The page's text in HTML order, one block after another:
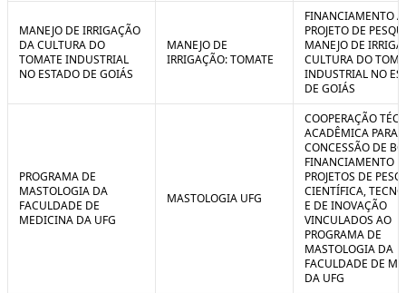
MANEJO DE IRRIGAÇÃO
DA CULTURA DO
TOMATE INDUSTRIAL
NO ESTADO DE GOIÁS
MANEJO DE
IRRIGAÇÃO: TOMATE
FINANCIAMENTO
PROJETO DE
MANEJO DE
CULTURA DO
INDUSTRIAL NO
DE GOIÁS
PROGRAMA DE
MASTOLOGIA DA
FACULDADE DE
MEDICINA DA UFG
MASTOLOGIA UFG
COOPERAÇÃO
ACADÊMICA PARA
CONCESSÃO DE
FINANCIAMENTO
PROJETOS DE
CIENTÍFICA,
E DE INOVAÇÃO
VINCULADOS AO
PROGRAMA DE
MASTOLOGIA DA
FACULDADE DE
DA UFG